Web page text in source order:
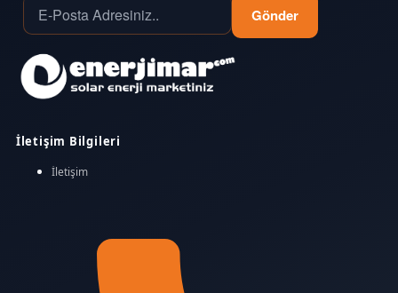
Gönder
İletişim Bilgileri
İletişim